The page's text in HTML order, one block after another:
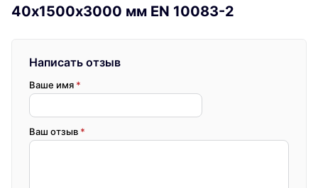
40х1500х3000 мм EN 10083-2
Написать отзыв
Ваше имя *
Ваш отзыв *